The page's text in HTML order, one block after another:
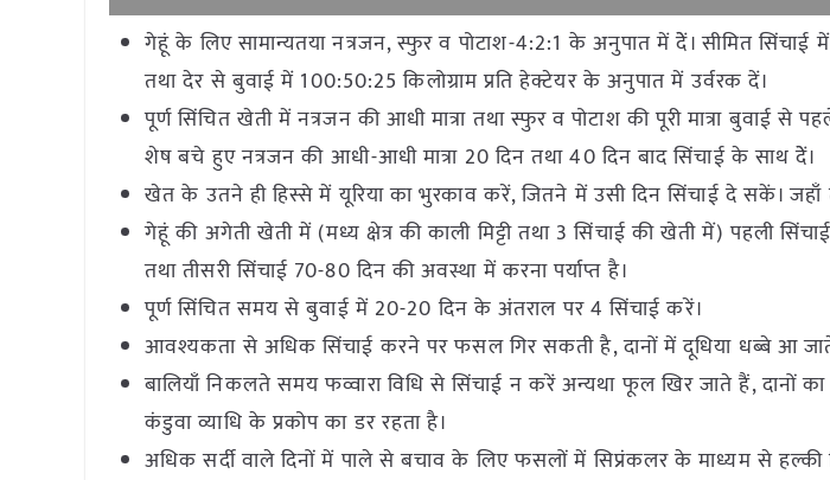
गेहूं के लिए सामान्यतया नत्रजन, स्फुर व पोटाश-4:2:1 के अनुपात में देें। सीमित
तथा देर से बुवाई में 100:50:25 किलोग्राम प्रति हेक्टेयर के अनुपात में उर्वरक दें।
पूर्ण सिंचित खेती में नत्रजन की आधी मात्रा तथा स्फुर व पोटाश की पूरी मात्रा बुवाई से
शेष बचे हुए नत्रजन की आधी-आधी मात्रा 20 दिन तथा 40 दिन बाद सिंचाई के साथ देें।
खेत के उतने ही हिस्से में यूरिया का भुरकाव करें, जितने में उसी दिन सिंचाई दे सकें।
गेहूं की अगेती खेती में (मध्य क्षेत्र की काली मिट्टी तथा 3 सिंचाई की खेती में) पहली
तथा तीसरी सिंचाई 70-80 दिन की अवस्था में करना पर्याप्त है।
पूर्ण सिंचित समय से बुवाई में 20-20 दिन के अंतराल पर 4 सिंचाई करें।
आवश्यकता से अधिक सिंचाई करने पर फसल गिर सकती है, दानों में दूधिया धब्बे आ
बालियाँ निकलते समय फव्वारा विधि से सिंचाई न करें अन्यथा फूल खिर जाते हैं, दानों
कंडुवा व्याधि के प्रकोप का डर रहता है।
अधिक सर्दी वाले दिनों में पाले से बचाव के लिए फसलों में सिप्रंकलर के माध्यम से हल्की